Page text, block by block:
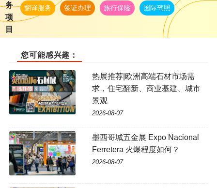
务
项
目
翻译服务 签证办理 旅行保险 国际驾照
您可能感兴趣：
热展推荐|欧洲高端石材市场需
求，住宅翻新、商业基建、城市
景观
2026-08-07
墨西哥城五金展 Expo Nacional
Ferretera 火爆程度如何？
2026-08-07